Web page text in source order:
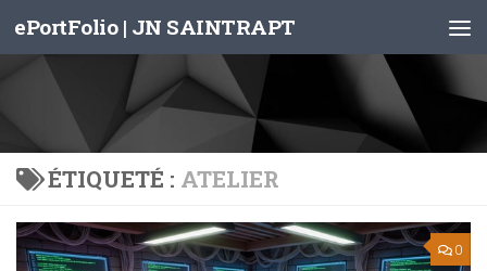
Skip to content
ePortFolio | JN SAINTRAPT
ÉTIQUETÉ : ATELIER
0